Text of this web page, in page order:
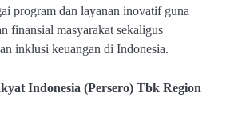
program dan layanan inovatif guna
finansial masyarakat sekaligus
inklusi keuangan di Indonesia.
Indonesia (Persero) Tbk Region